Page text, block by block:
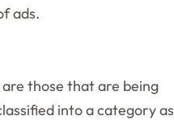
ads.
those that are being
into a category as